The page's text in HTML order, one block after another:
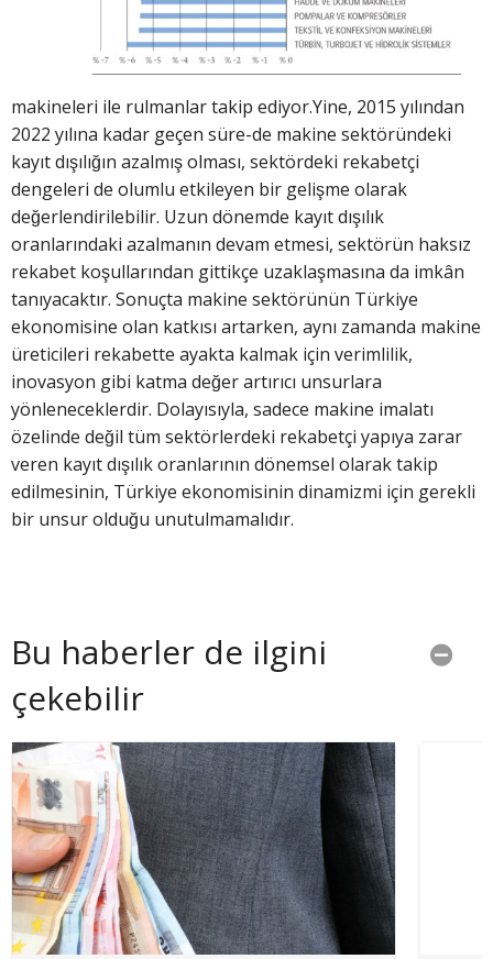
makineleri ile rulmanlar takip ediyor.Yine, 2015 yılından
2022 yılına kadar geçen süre-de makine sektöründeki
kayıt dışılığın azalmış olması, sektördeki rekabetçi
dengeleri de olumlu etkileyen bir gelişme olarak
değerlendirilebilir. Uzun dönemde kayıt dışılık
oranlarındaki azalmanın devam etmesi, sektörün haksız
rekabet koşullarından gittikçe uzaklaşmasına da imkân
tanıyacaktır. Sonuçta makine sektörünün Türkiye
ekonomisine olan katkısı artarken, aynı zamanda makine
üreticileri rekabette ayakta kalmak için verimlilik,
inovasyon gibi katma değer artırıcı unsurlara
yönleneceklerdir. Dolayısıyla, sadece makine imalatı
özelinde değil tüm sektörlerdeki rekabetçi yapıya zarar
veren kayıt dışılık oranlarının dönemsel olarak takip
edilmesinin, Türkiye ekonomisinin dinamizmi için gerekli
bir unsur olduğu unutulmamalıdır.
Bu haberler de ilgini
çekebilir